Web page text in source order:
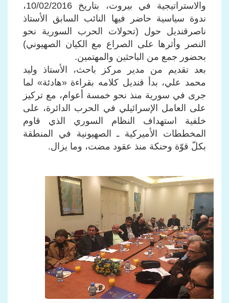
والاستراتيجية في بيروت، بتاريخ 10/02/2016،
ندوة سياسية حاضر فيها النائب السابق الأستاذ
ناصرقنديل حول (تحولات الحرب السورية نحو
النصر وأثرها على الصراع مع الكيان الصهيوني)
بحضور جمع من الباحثين والمهتمين.
بعد تقديم من مدير مركز باحث، الأستاذ وليد
محمد علي، بدأ قنديل كلامه بقراءة «هادئة» لما
جرى في سورية منذ نحو خمسة أعوام، مع تركيز
على العامل الإسرائيلي في الحرب الدائرة، على
خلفية استهداف النظام السوري الذي قاوم
المخططات الأميركية ـ الصهيونية في المنطقة
بكلّ قوّة وحنكة منذ عقود مضت، وما يزال.